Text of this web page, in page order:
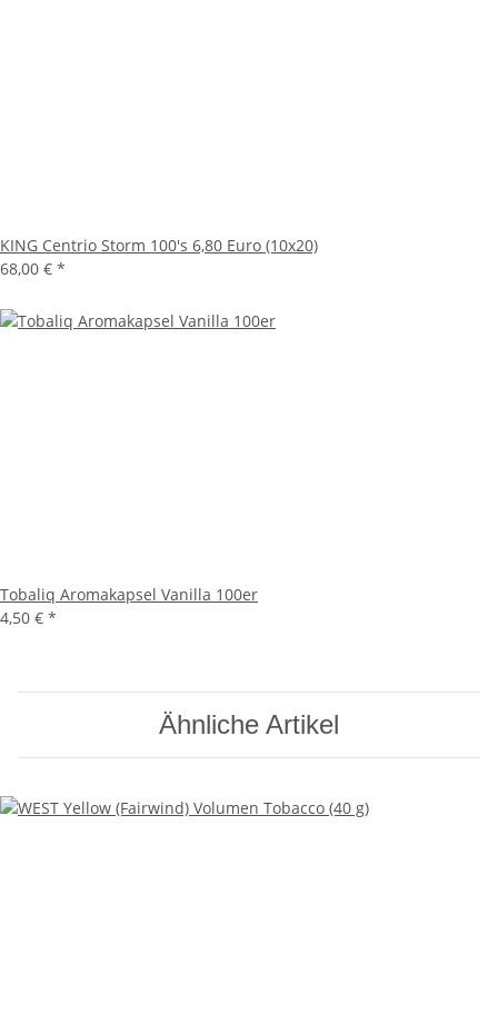
KING Centrio Storm 100's 6,80 Euro (10x20)
68,00 € *
Tobaliq Aromakapsel Vanilla 100er
4,50 € *
Ähnliche Artikel